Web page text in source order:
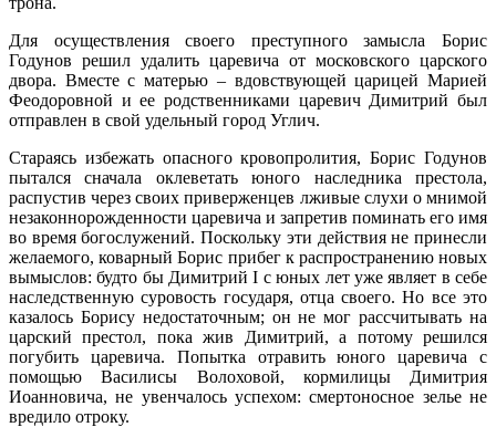
Для осуществления своего преступного замысла Борис
Годунов решил удалить царевича от московского царского
двора. Вместе с матерью – вдовствующей царицей Марией
Феодоровной и ее родственниками царевич Димитрий был
отправлен в свой удельный город Углич.
Стараясь избежать опасного кровопролития, Борис Годунов
пытался сначала оклеветать юного наследника престола,
распустив через своих приверженцев лживые слухи о мнимой
незаконнорожденности царевича и запретив поминать его имя
во время богослужений. Поскольку эти действия не принесли
желаемого, коварный Борис прибег к распространению новых
вымыслов: будто бы Димитрий I с юных лет уже являет в себе
наследственную суровость государя, отца своего. Но все это
казалось Борису недостаточным; он не мог рассчитывать на
царский престол, пока жив Димитрий, а потому решился
погубить царевича. Попытка отравить юного царевича с
помощью Василисы Волоховой, кормилицы Димитрия
Иоанновича, не увенчалось успехом: смертоносное зелье не
вредило отроку.